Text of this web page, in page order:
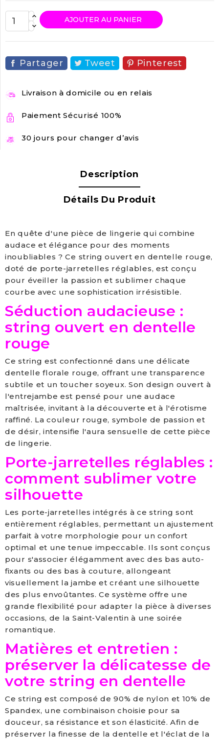
AJOUTER AU PANIER
Partager Tweet Pinterest
Livraison à domicile ou en relais
Paiement Sécurisé 100%
30 jours pour changer d’avis
Description
Détails Du Produit
En quête d'une pièce de lingerie qui combine
audace et élégance pour des moments
inoubliables ? Ce string ouvert en dentelle rouge,
doté de porte-jarretelles réglables, est conçu
pour éveiller la passion et sublimer chaque
courbe avec une sophistication irrésistible.
Séduction audacieuse :
string ouvert en dentelle
rouge
Ce string est confectionné dans une délicate
dentelle florale rouge, offrant une transparence
subtile et un toucher soyeux. Son design ouvert à
l'entrejambe est pensé pour une audace
maîtrisée, invitant à la découverte et à l'érotisme
raffiné. La couleur rouge, symbole de passion et
de désir, intensifie l'aura sensuelle de cette pièce
de lingerie.
Porte-jarretelles réglables :
comment sublimer votre
silhouette
Les porte-jarretelles intégrés à ce string sont
entièrement réglables, permettant un ajustement
parfait à votre morphologie pour un confort
optimal et une tenue impeccable. Ils sont conçus
pour s'associer élégamment avec des bas auto-
fixants ou des bas à couture, allongeant
visuellement la jambe et créant une silhouette
des plus envoûtantes. Ce système offre une
grande flexibilité pour adapter la pièce à diverses
occasions, de la Saint-Valentin à une soirée
romantique.
Matières et entretien :
préserver la délicatesse de
votre string en dentelle
Ce string est composé de 90% de nylon et 10% de
Spandex, une combinaison choisie pour sa
douceur, sa résistance et son élasticité. Afin de
préserver la finesse de la dentelle et l'éclat de la